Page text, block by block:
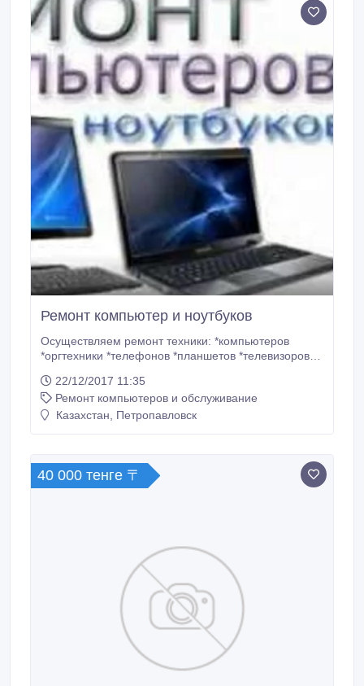
Ремонт компьютер и ноутбуков
Осуществляем ремонт техники: *компьютеров
*оргтехники *телефонов *планшетов *телевизоров
город Петропавловск, улица Букетова, 42
Сервисный центр АТОМ Справки по телефону : 7
7152 46 82 34 ; 7 707 146 82 34.
22/12/2017 11:35
Ремонт компьютеров и обслуживание
Казахстан, Петропавловск
40 000 тенге 〒